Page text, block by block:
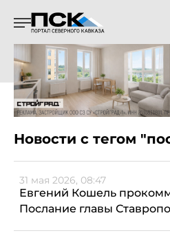
Новости с тегом
31 мая 2026, 08:47
Евгений Кошель
Послание главы